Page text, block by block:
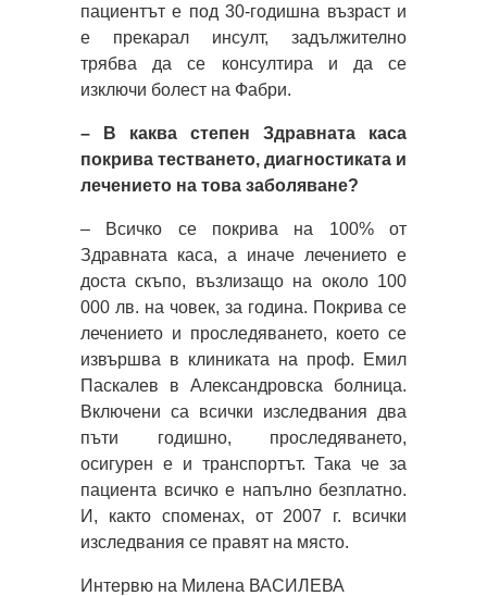
пациентът е под 30-годишна възраст и
е прекарал инсулт, задължително
трябва да се консултира и да се
изключи болест на Фабри.
– В каква степен Здравната каса
покрива тестването, диагностиката и
лечението на това заболяване?
– Всичко се покрива на 100% от
Здравната каса, а иначе лечението е
доста скъпо, възлизащо на около 100
000 лв. на човек, за година. Покрива се
лечението и проследяването, което се
извършва в клиниката на проф. Емил
Паскалев в Александровска болница.
Включени са всички изследвания два
пъти годишно, проследяването,
осигурен е и транспортът. Така че за
пациента всичко е напълно безплатно.
И, както споменах, от 2007 г. всички
изследвания се правят на място.
Интервю на Милена ВАСИЛЕВА